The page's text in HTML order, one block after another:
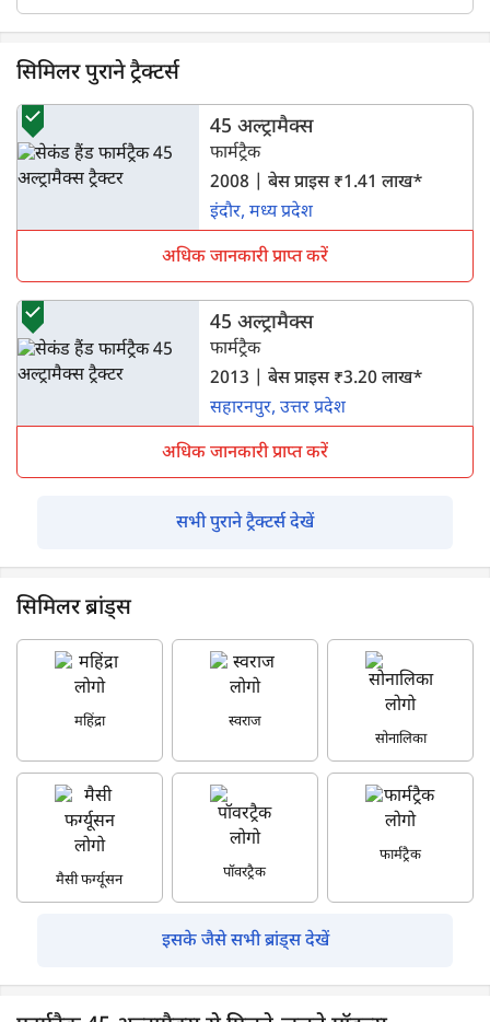
look bhi accha lagata hain
एक वर्ष पहले | Mahesh babu
सिमिलर पुराने ट्रैक्टर्स
45 अल्ट्रामैक्स
फार्मट्रैक
2008 | बेस प्राइस ₹1.41 लाख*
इंदौर, मध्य प्रदेश
अधिक जानकारी प्राप्त करें
45 अल्ट्रामैक्स
फार्मट्रैक
2013 | बेस प्राइस ₹3.20 लाख*
सहारनपुर, उत्तर प्रदेश
अधिक जानकारी प्राप्त करें
सभी पुराने ट्रैक्टर्स देखें
सिमिलर ब्रांड्स
महिंद्रा
स्वराज
सोनालिका
मैसी फर्ग्यूसन पॉवरट्रैक
फार्मट्रैक
इसके जैसे सभी ब्रांड्स देखें